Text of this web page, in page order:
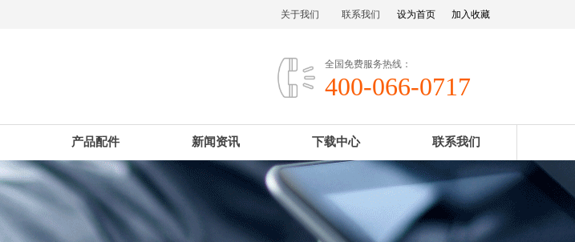
联系我们
关于我们 设为首页 加入收藏
全国免费服务热线：
400-066-0717
产品配件 新闻资讯 下载中心 联系我们